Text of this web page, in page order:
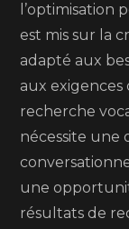
l’optimisation
est mis sur la
adapté aux
aux exigences
recherche
nécessite une
une
résultats de